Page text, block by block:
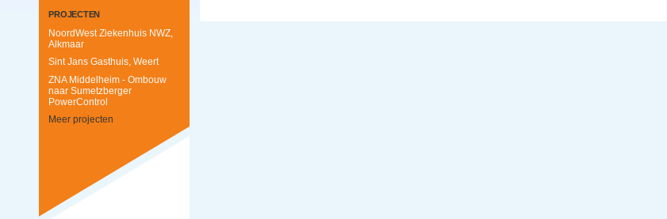
PROJECTEN
NoordWest Ziekenhuis NWZ,
Alkmaar
Sint Jans Gasthuis, Weert
ZNA Middelheim - Ombouw
naar Sumetzberger
PowerControl
Meer projecten